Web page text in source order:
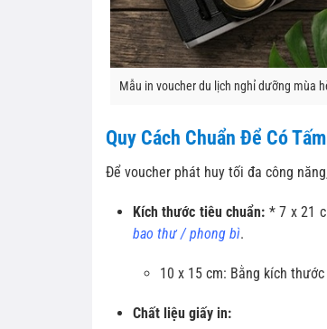
Mẫu in voucher du lịch nghỉ dưỡng mùa
Quy Cách Chuẩn Để Có
Để voucher phát huy tối đa công
Kích thước tiêu chuẩn: * 7 x 21
bao thư / phong bì.
10 x 15 cm: Bằng kích
Chất liệu giấy in: